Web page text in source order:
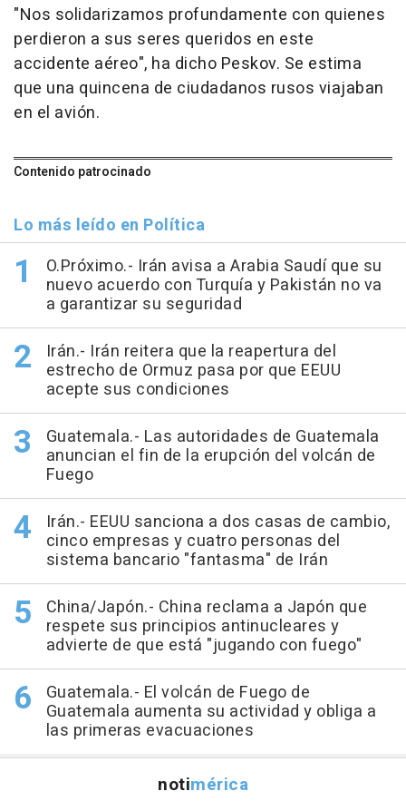
"Nos solidarizamos profundamente con quienes
perdieron a sus seres queridos en este
accidente aéreo", ha dicho Peskov. Se estima
que una quincena de ciudadanos rusos viajaban
en el avión.
Contenido patrocinado
Lo más leído en Política
O.Próximo.- Irán avisa a Arabia Saudí que su
nuevo acuerdo con Turquía y Pakistán no va
a garantizar su seguridad
Irán.- Irán reitera que la reapertura del
estrecho de Ormuz pasa por que EEUU
acepte sus condiciones
Guatemala.- Las autoridades de Guatemala
anuncian el fin de la erupción del volcán de
Fuego
Irán.- EEUU sanciona a dos casas de cambio,
cinco empresas y cuatro personas del
sistema bancario "fantasma" de Irán
China/Japón.- China reclama a Japón que
respete sus principios antinucleares y
advierte de que está "jugando con fuego"
Guatemala.- El volcán de Fuego de
Guatemala aumenta su actividad y obliga a
las primeras evacuaciones
notimérica